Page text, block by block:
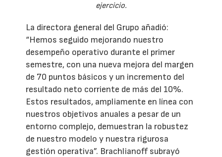
ejercicio.
La directora general del Grupo añadió:
“Hemos seguido mejorando nuestro
desempeño operativo durante el primer
semestre, con una nueva mejora del margen
de 70 puntos básicos y un incremento del
resultado neto corriente de más del 10%.
Estos resultados, ampliamente en línea con
nuestros objetivos anuales a pesar de un
entorno complejo, demuestran la robustez
de nuestro modelo y nuestra rigurosa
gestión operativa”. Brachlianoff subrayó